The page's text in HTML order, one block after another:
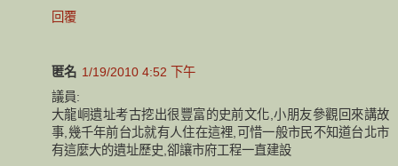
回覆
匿名 1/19/2010 4:52 下午
議員:
大龍峒遺址考古挖出很豐富的史前文化,小朋友參觀回來講故
事,幾千年前台北就有人住在這裡,可惜一般市民不知道台北市
有這麼大的遺址歷史,卻讓市府工程一直建設